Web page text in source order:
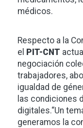
médicos.
Respecto a la
el PIT-CNT
negociación
trabajadores,
igualdad de
las condiciones
digitales.“Un
generamos la